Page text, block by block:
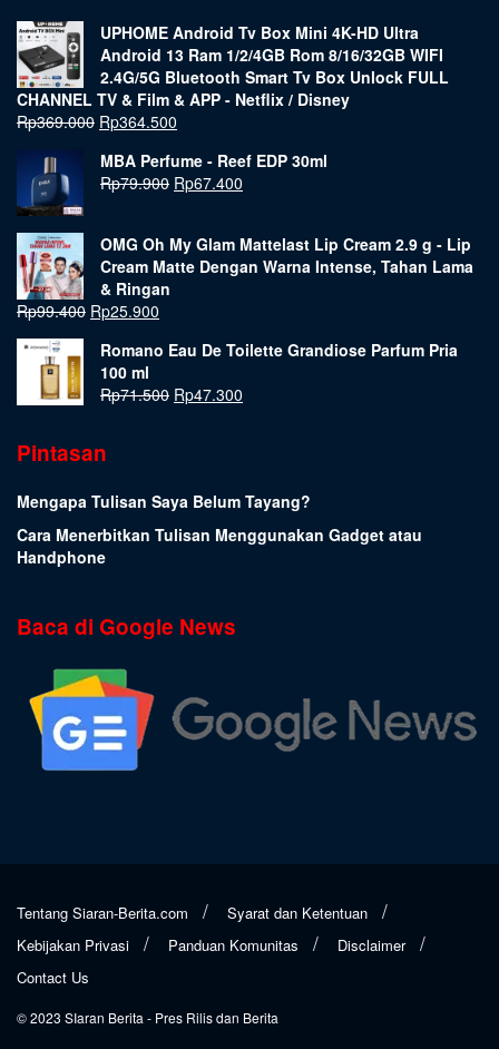
UPHOME Android Tv Box Mini 4K-HD Ultra
Android 13 Ram 1/2/4GB Rom 8/16/32GB WIFI
2.4G/5G Bluetooth Smart Tv Box Unlock FULL
CHANNEL TV & Film & APP - Netflix / Disney
Rp369.000 Rp364.500
MBA Perfume - Reef EDP 30ml
Rp79.900 Rp67.400
OMG Oh My Glam Mattelast Lip Cream 2.9 g - Lip
Cream Matte Dengan Warna Intense, Tahan Lama
& Ringan
Rp99.400 Rp25.900
Romano Eau De Toilette Grandiose Parfum Pria
100 ml
Rp71.500 Rp47.300
Pintasan
Mengapa Tulisan Saya Belum Tayang?
Cara Menerbitkan Tulisan Menggunakan Gadget atau
Handphone
Baca di Google News
Tentang Siaran-Berita.com
Syarat dan Ketentuan
Kebijakan Privasi
Panduan Komunitas
Disclaimer
Contact Us
© 2023 SIaran Berita - Pres Rilis dan Berita